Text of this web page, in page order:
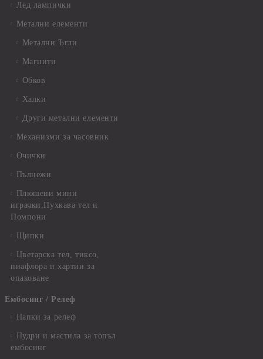
Лед лампички
Метални елементи
Метални Ъгли
Магнити
Обков
Халки
Други метални елементи
Механизми за часовник
Очички
Пълнежи
Плюшени мини
играчки,Пухкава тел и
Помпони
Щипки
Цветарска тел, тиксо,
пиафлора и хартии за
опаковане
Ембосинг / Релеф
Папки за релеф
Пудри и мастила за топъл
ембосинг